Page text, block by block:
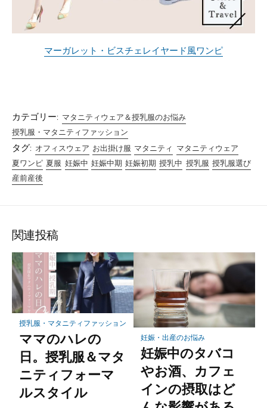
マーガレット・ビスチェレイヤード風ワンピ
カテゴリー: マタニティウェア＆授乳服のお悩み
授乳服・マタニティファッション
タグ: オフィスウェア お出掛け服 マタニティ マタニティウェア
夏ワンピ 夏服 妊娠中 妊娠中期 妊娠初期 授乳中 授乳服 授乳服選び
産前産後
関連投稿
授乳服・マタニティファッション
ママのハレの
日。授乳服＆マタ
ニティフォーマ
ルスタイル
妊娠・出産のお悩み
妊娠中のタバコ
やお酒、カフェ
インの摂取はど